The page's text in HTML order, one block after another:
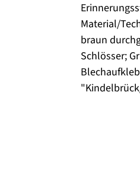
Material/
braun
Schlösser;